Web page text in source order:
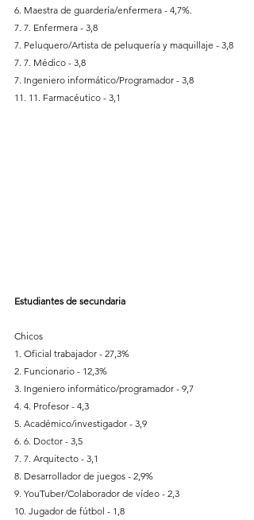
6. Maestra de guardería/enfermera - 4,7%.
7. 7. Enfermera - 3,8
7. Peluquero/Artista de peluquería y maquillaje - 3,8
7. 7. Médico - 3,8
7. Ingeniero informático/Programador - 3,8
11. 11. Farmacéutico - 3,1
Estudiantes de secundaria
Chicos
1. Oficial trabajador - 27,3%
2. Funcionario - 12,3%
3. Ingeniero informático/programador - 9,7
4. 4. Profesor - 4,3
5. Académico/investigador - 3,9
6. 6. Doctor - 3,5
7. 7. Arquitecto - 3,1
8. Desarrollador de juegos - 2,9%
9. YouTuber/Colaborador de vídeo - 2,3
10. Jugador de fútbol - 1,8